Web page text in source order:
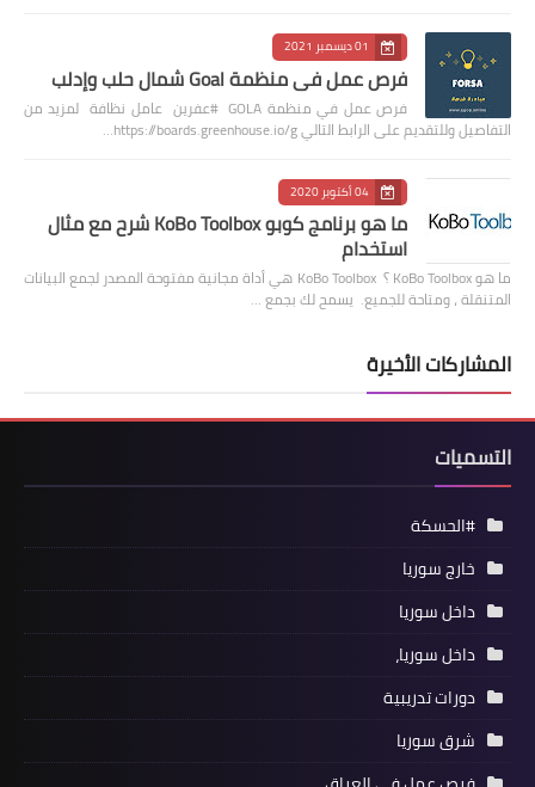
01 ديسمبر 2021
فرص عمل في منظمة Goal شمال حلب وإدلب
فرص عمل في منظمة GOLA #عفرين عامل نظافة لمزيد من
التفاصيل وللتقديم على الرابط التالي https://boards.greenhouse.io/g…
04 أكتوبر 2020
ما هو برنامج كوبو KoBo Toolbox شرح مع مثال
استخدام
ما هو KoBo Toolbox ؟ KoBo Toolbox هي أداة مجانية مفتوحة المصدر لجمع البيانات
المتنقلة ، ومتاحة للجميع. يسمح لك بجمع …
المشاركات الأخيرة
التسميات
#الحسكة
خارج سوريا
داخل سوريا
داخل سوريا،
دورات تدريبية
شرق سوريا